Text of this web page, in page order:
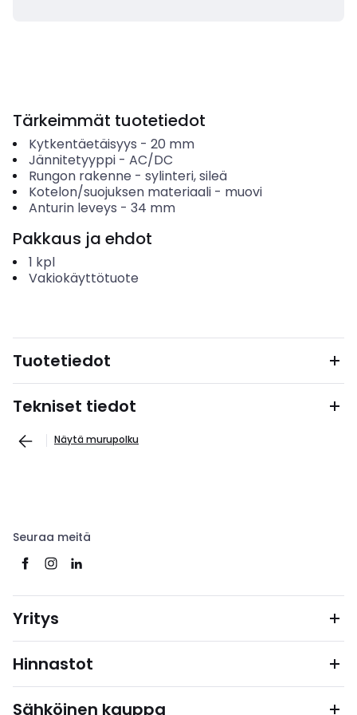
Tärkeimmät tuotetiedot
Kytkentäetäisyys - 20 mm
Jännitetyyppi- AC/DC
Rungon rakenne - sylinteri, sileä
Kotelon/suojuksen materiaali- muovi
Anturin leveys - 34 mm
Pakkaus ja ehdot
1 kpl
Vakiokäyttötuote
Tuotetiedot
Tekniset tiedot
Näytä murupolku
Seuraa meitä
Yritys
Hinnastot
Sähköinen kauppa